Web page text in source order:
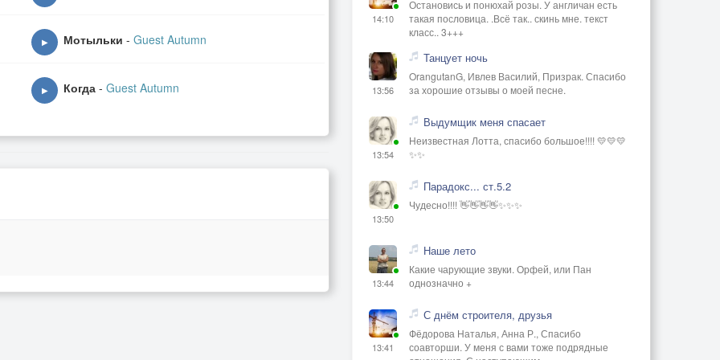
▶ Мотыльки - Guest Autumn
▶ Когда - Guest Autumn
14:10
Остановись и понюхай розы. У англичан есть
такая пословица. .Всё так.. скинь мне. текст
класс.. 3+++
13:56
Танцует ночь
OrangutanG, Ивлев Василий, Призрак. Спасибо
за хорошие отзывы о моей песне.
13:54
Выдумщик меня спасает
Неизвестная Лотта, спасибо большое!!!! 💛💛💛
✨✨
13:50
Парадокс... ст.5.2
Чудесно!!!! 👋👋👋👋✨✨✨
13:44
Наше лето
Какие чарующие звуки. Орфей, или Пан
однозначно +
13:41
С днём строителя, друзья
Фёдорова Наталья, Анна Р., Спасибо
соавторши. У меня с вами тоже подрядные